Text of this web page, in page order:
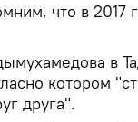
что в 2017
в
котором
друга".